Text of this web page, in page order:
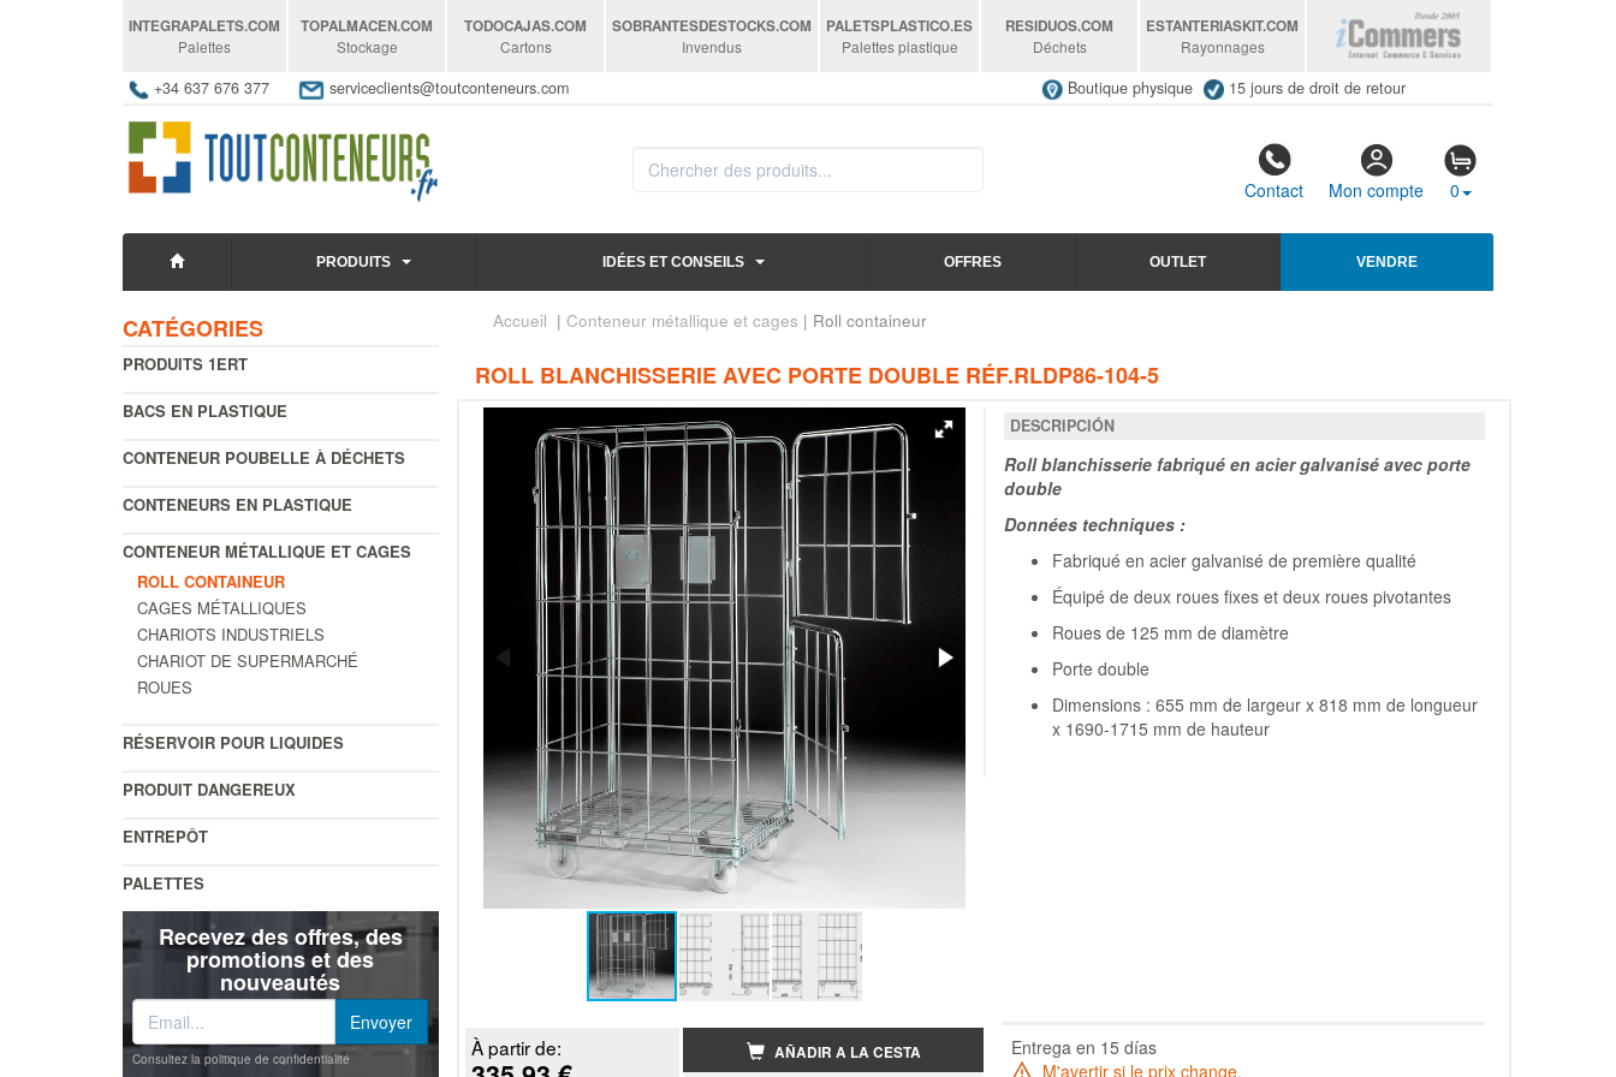
INTEGRAPALETS.COM
Palettes
TOPALMACEN.COM
Stockage
TODOCAJAS.COM
Cartons
SOBRANTESDESTOCKS.COM
Invendus
PALETSPLASTICO.ES
Palettes plastique
RESIDUOS.COM
Déchets
ESTANTERIASKIT.COM
Rayonnages
+34 637 676 377 serviceclients@toutconteneurs.com Boutique physique 15 jours de droit de retour
Contact Mon compte 0
PRODUITS IDÉES ET CONSEILS OFFRES OUTLET VENDRE
CATÉGORIES
PRODUITS 1ERT
BACS EN PLASTIQUE
CONTENEUR POUBELLE À DÉCHETS
CONTENEURS EN PLASTIQUE
CONTENEUR MÉTALLIQUE ET CAGES
ROLL CONTAINEUR
CAGES MÉTALLIQUES
CHARIOTS INDUSTRIELS
CHARIOT DE SUPERMARCHÉ
ROUES
RÉSERVOIR POUR LIQUIDES
PRODUIT DANGEREUX
ENTREPÔT
PALETTES
Recevez des offres, des
promotions et des
nouveautés
Consultez la politique de confidentialité
Accueil | Conteneur métallique et cages | Roll containeur
ROLL BLANCHISSERIE AVEC PORTE DOUBLE RÉF.RLDP86-104-5
DESCRIPCIÓN
Roll blanchisserie fabriqué en acier galvanisé avec porte
double
Données techniques :
Fabriqué en acier galvanisé de première qualité
Équipé de deux roues fixes et deux roues pivotantes
Roues de 125 mm de diamètre
Porte double
Dimensions : 655 mm de largeur x 818 mm de longueur
x 1690-1715 mm de hauteur
À partir de: AÑADIR A LA CESTA
Entrega en 15 días
M'avertir si le prix change.